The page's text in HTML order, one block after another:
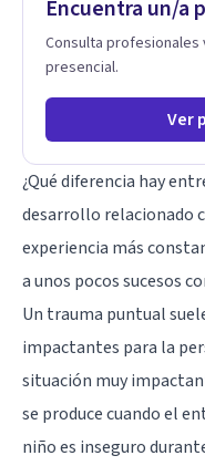
a superar experiencias
vida. Tratamiento de
Encuentra un/a
Consulta
presencial.
Ver
¿Qué diferencia hay
desarrollo relacionado
experiencia más
a unos pocos sucesos
Un trauma puntual
impactantes para la
situación muy
se produce cuando el
niño es inseguro